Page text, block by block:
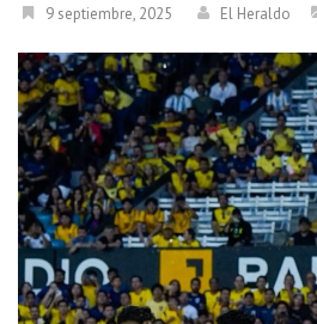
9 septiembre, 2025 El Heraldo